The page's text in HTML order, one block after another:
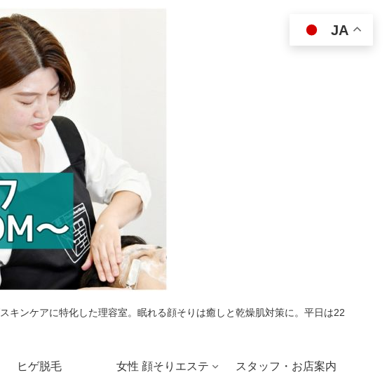
ンケアに特化した理容室。眠れる顔そりは癒しと乾燥肌対策に。平日は22
ヒゲ脱毛 女性 顔そりエステ スタッフ・お店案内
JA